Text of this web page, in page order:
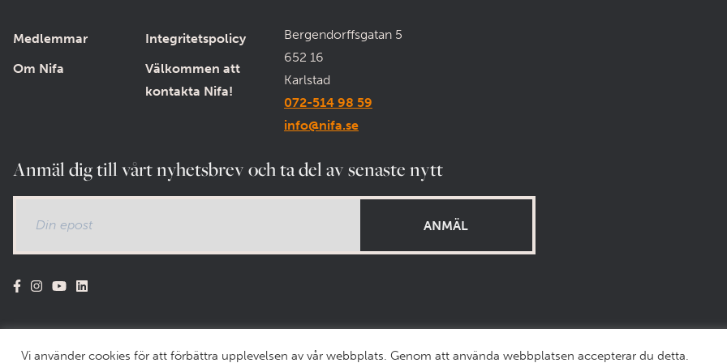
Medlemmar
Om Nifa
Integritetspolicy
Välkommen att
kontakta Nifa!
Bergendorffsgatan 5
652 16
Karlstad
072-514 98 59
info@nifa.se
Anmäl dig till vårt nyhetsbrev och ta del av senaste nytt
© 2026 NIFA
Vi använder cookies för att förbättra upplevelsen av vår webbplats. Genom att använda webbplatsen accepterar du detta.